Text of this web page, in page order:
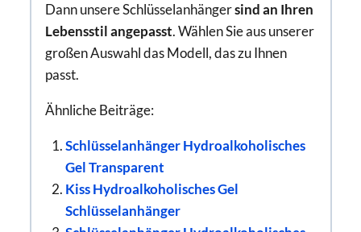
Dann unsere Schlüsselanhängersind an Ihren
Lebensstil angepasst. Wählen Sie aus unserer
großen Auswahl das Modell, das zu Ihnen
passt.
Ähnliche Beiträge:
Schlüsselanhänger Hydroalkoholisches
Gel Transparent
Kiss Hydroalkoholisches Gel
Schlüsselanhänger